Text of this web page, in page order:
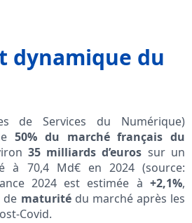
dynamique du
de Services du Numérique)
50% du marché français du
35 milliards d’euros sur un
à 70,4 Md€ en 2024 (source:
2024 est estimée à +2,1%,
de maturitédu marché après les
Covid.